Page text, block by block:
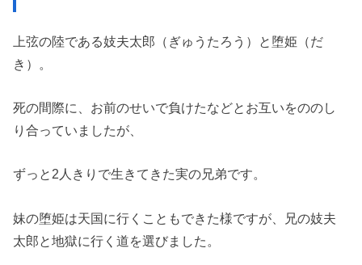
上弦の陸である妓夫太郎（ぎゅうたろう）と堕姫（だ
き）。
死の間際に、お前のせいで負けたなどとお互いをののし
り合っていましたが、
ずっと2人きりで生きてきた実の兄弟です。
妹の堕姫は天国に行くこともできた様ですが、兄の妓夫
太郎と地獄に行く道を選びました。